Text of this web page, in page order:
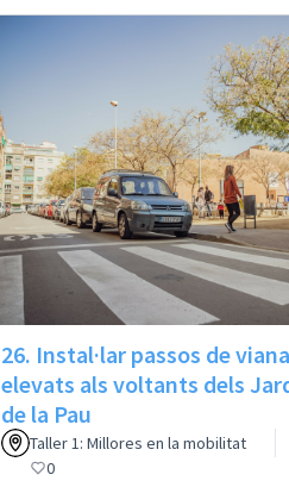
26. Instal·lar passos de
elevats als voltants dels
de la Pau
Taller 1: Millores en la mobilitat
0